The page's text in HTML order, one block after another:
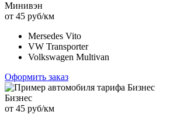
Минивэн
от 45 руб/км
Mersedes Vito
VW Transporter
Volkswagen Multivan
Оформить заказ
Бизнес
от 45 руб/км